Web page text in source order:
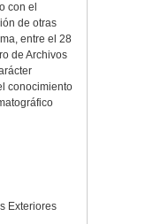
con el
de otras
entre el 28
de Archivos
conocimiento
Exteriores